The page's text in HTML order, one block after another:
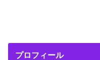
プロフィール